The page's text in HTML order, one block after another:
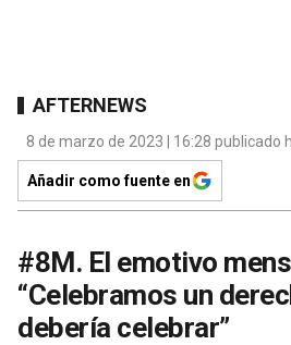
AFTERNEWS
8 de marzo de 2023 | 16:28 publicado
Añadir como fuente en
#8M. El emotivo
“Celebramos un
debería celebrar”